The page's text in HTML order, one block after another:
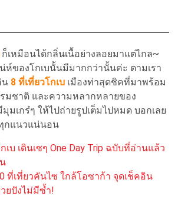
ก็เหมือนได้กลิ่นเนื้อย่างลอยมาแต่ไกล~
ห์ของโกเบนั้นมีมากกว่านั้นค่ะ ตามเรา
น 8 ที่เที่ยวโกเบ เมืองท่าสุดชิคที่มาพร้อม
มชาติ และความหลากหลายของ
มเกร๋ๆ ให้ไปถ่ายรูปเต็มไปหมด บอกเลย
กแนวแน่นอน
เบ เดินเซๆ One Day Trip ฉบับที่อ่านแล้ว
ที่เที่ยวคันไซ ใกล้โอซาก้า จุดเช็คอิน
ยปังไม่มีซ้ำ!